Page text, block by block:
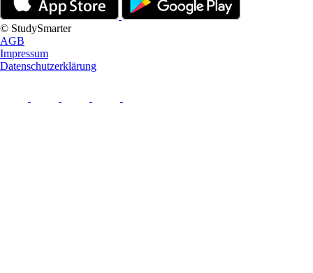
© StudySmarter
AGB
Impressum
Datenschutzerklärung